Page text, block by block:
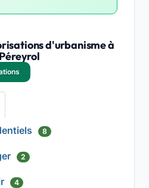
d'urbanisme à
8
2
4